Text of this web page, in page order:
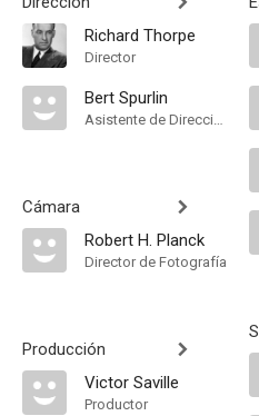
Richard Thorpe
Director
Bert Spurlin
Asistente de Dirección
Cámara
Robert H. Planck
Director de Fotografía
Producción
Victor Saville
Productor